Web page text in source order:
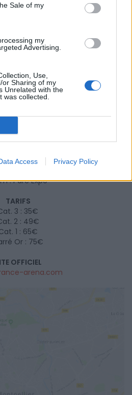
Sale of my
my
Advertising.
Use,
or Sharing of my
Unrelated with the
was collected.
Access Privacy Policy
PRATIQUES
ET HORAIRES
2019
LIEU
France Arena
de la Foire
d'itinéraire
: Parc Expo
TARIFS
3 : 35€
2 : 49€
1 : 65€
Or : 75€
OFFICIEL
arena.com